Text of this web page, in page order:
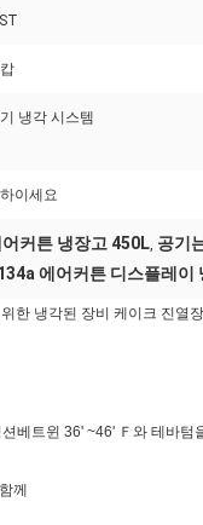
냉각 시스템
이세요
커튼 냉장고 450L, 공기
에어커튼 디스플레이
한 냉각된 장비 케이크 진열장
베트윈 36' ~46' Ｆ와 테바텀
께